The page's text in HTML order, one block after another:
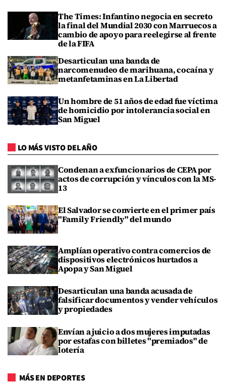
The Times: Infantino negocia en secreto
la final del Mundial 2030 con Marruecos a
cambio de apoyo para reelegirse al frente
de la FIFA
Desarticulan una banda de
narcomenudeo de marihuana, cocaína y
metanfetaminas en La Libertad
Un hombre de 51 años de edad fue víctima
de homicidio por intolerancia social en
San Miguel
LO MÁS VISTO DEL AÑO
Condenan a exfuncionarios de CEPA por
actos de corrupción y vínculos con la MS-
13
El Salvador se convierte en el primer país
"Family Friendly" del mundo
Amplían operativo contra comercios de
dispositivos electrónicos hurtados a
Apopa y San Miguel
Desarticulan una banda acusada de
falsificar documentos y vender vehículos
y propiedades
Envían a juicio a dos mujeres imputadas
por estafas con billetes "premiados" de
lotería
MÁS EN DEPORTES